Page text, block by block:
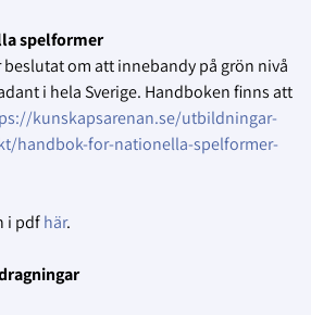
spelformer
om att innebandy på grön nivå
i hela Sverige. Handboken finns att
kunskapsarenan.se/utbildningar-
handbok-for-nationella-spelformer-
i pdfhär.